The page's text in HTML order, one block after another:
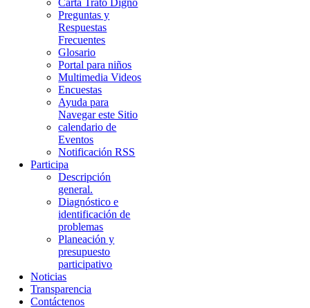
Carta Trato Digno
Preguntas y
Respuestas
Frecuentes
Glosario
Portal para niños
Multimedia Videos
Encuestas
Ayuda para
Navegar este Sitio
calendario de
Eventos
Notificación RSS
Participa
Descripción
general.
Diagnóstico e
identificación de
problemas
Planeación y
presupuesto
participativo
Noticias
Transparencia
Contáctenos